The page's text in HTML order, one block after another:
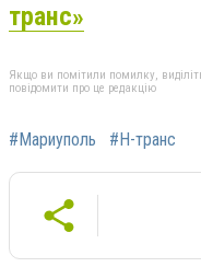
транс»
Якщо ви помітили помилку,
повідомити про це редакцію
#Мариуполь #Н-транс